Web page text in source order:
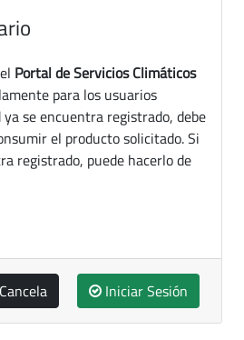
Portal de Servicios Climáticos
para los usuarios
se encuentra registrado, debe
el producto solicitado. Si
registrado, puede hacerlo de
Cancela Iniciar Sesión